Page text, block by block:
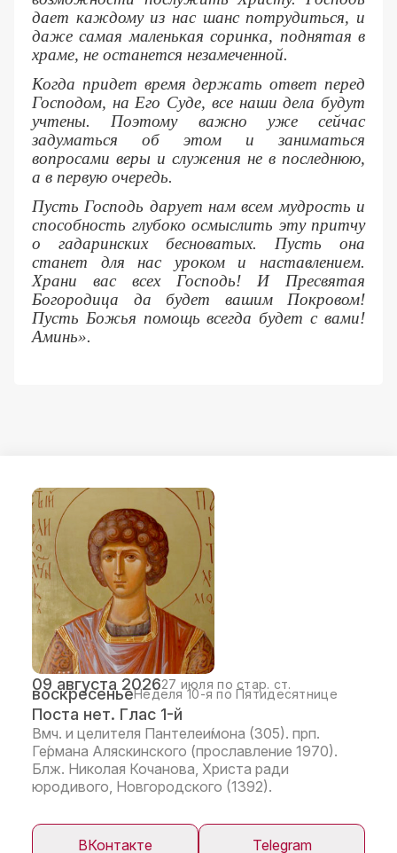
дает каждому из нас шанс потрудиться, и
даже самая маленькая соринка, поднятая в
храме, не останется незамеченной.
Когда придет время держать ответ перед
Господом, на Его Суде, все наши дела будут
учтены. Поэтому важно уже сейчас
задуматься об этом и заниматься
вопросами веры и служения не в последнюю,
а в первую очередь.
Пусть Господь дарует нам всем мудрость и
способность глубоко осмыслить эту притчу
о гадаринских бесноватых. Пусть она
станет для нас уроком и наставлением.
Храни вас всех Господь! И Пресвятая
Богородица да будет вашим Покровом!
Пусть Божья помощь всегда будет с вами!
Аминь».
09 августа 202627 июля по стар. ст.
воскресеньеНеделя 10-я по Пятидесятнице
Поста нет. Глас 1-й
Вмч. и целителя Пантелеи́мона (305). прп.
Ге́рмана Аляскинского (прославление 1970).
Блж. Николая Кочанова, Христа ради
юродивого, Новгородского (1392).
ВКонтакте Telegram